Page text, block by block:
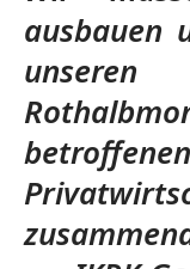
ausbauen